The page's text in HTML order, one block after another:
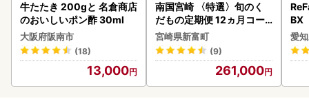
牛たたき 200gと 名倉商店
のおいしいポン酢 30ml
大阪府阪南市
(18)
13,000
南国宮崎 〈特選〉旬のく
だもの定期便 12ヵ月コー
ス【F84-25】
宮崎県新富町
(9)
261,000
BX
ー
ファ
愛